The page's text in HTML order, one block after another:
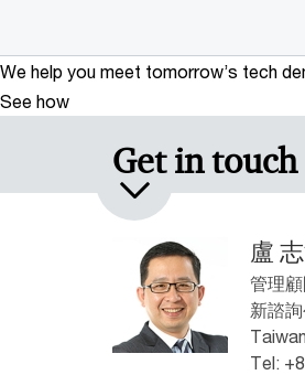
We help you meet tomorrow’s tech
See how
Get in touch
盧
管理
新諮
Taiwan
Tel: